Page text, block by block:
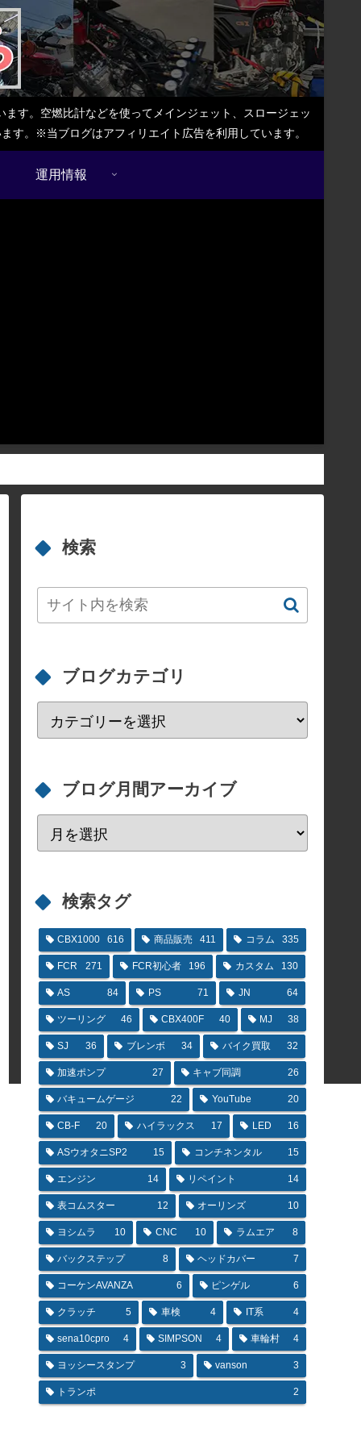
す。空燃比計などを使ってメインジェット、スロージェッ
す。※当ブログはアフィリエイト広告を利用しています。
運用情報
検索
ブログカテゴリ
ブログ月間アーカイブ
検索タグ
CBX1000 616 商品販売 411 コラム 335
FCR 271 FCR初心者 196 カスタム 130
AS 84 PS 71 JN 64
ツーリング 46 CBX400F 40 MJ 38
SJ 36 ブレンボ 34 バイク買取 32
加速ポンプ 27 キャブ同調 26
バキュームゲージ 22 YouTube 20
CB-F 20 ハイラックス 17 LED 16
ASウオタニSP2 15 コンチネンタル 15
エンジン 14 リペイント 14
表コムスター 12 オーリンズ 10
ヨシムラ 10 CNC 10 ラムエア 8
バックステップ 8 ヘッドカバー 7
コーケンAVANZA 6 ピンゲル 6
クラッチ 5 車検 4 IT系 4
sena10cpro 4 SIMPSON 4 車輪村 4
ヨッシースタンプ 3 vanson 3
トランポ 2